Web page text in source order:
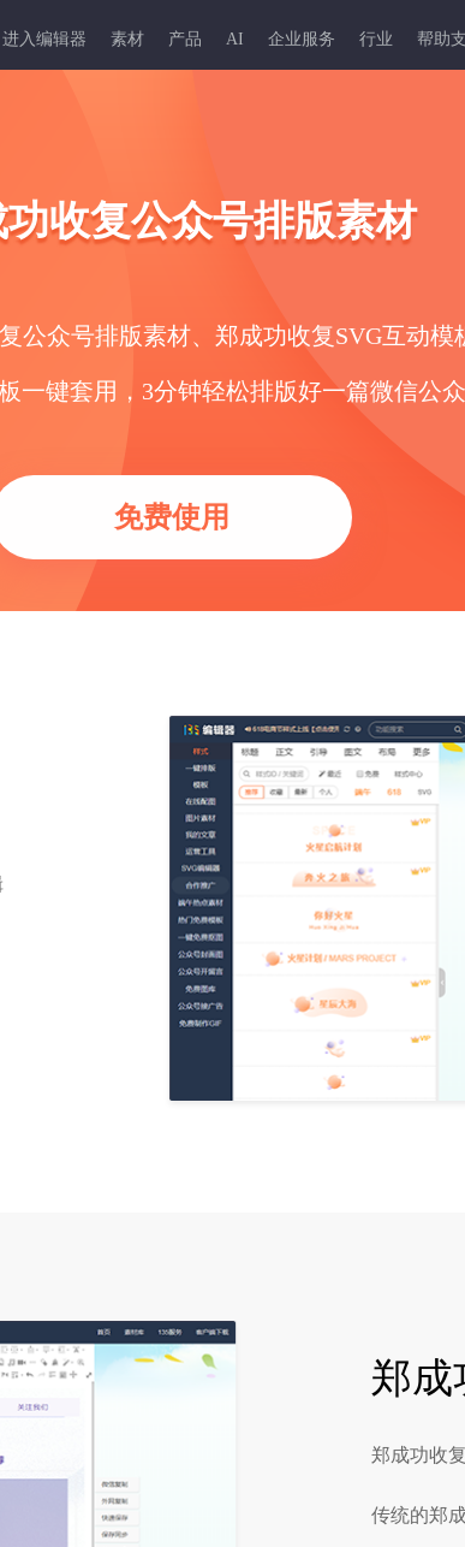
进入编辑器 素材 产品 AI 企业服务 行业 帮助
收复公众号排版素材
公众号排版素材、郑成功收复SVG互动
一键套用，3分钟轻松排版好一篇微信公
免费使用
郑
郑成功收
传统的郑